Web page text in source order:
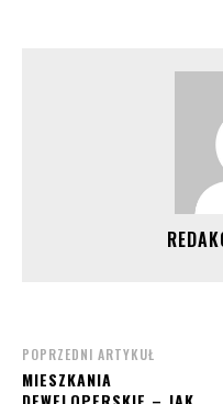
POPRZEDNI ARTYKUŁ
MIESZKANIA